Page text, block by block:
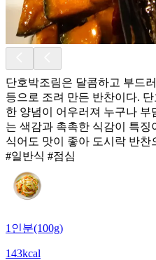
단호박조림은 달콤하고 부드
등으로 조려 만든 반찬이다.
한 양념이 어우러져 누구나
는 색감과 촉촉한 식감이 특
식어도 맛이 좋아 도시락 반찬
#일반식 #점심
1인분(100g)
143kcal